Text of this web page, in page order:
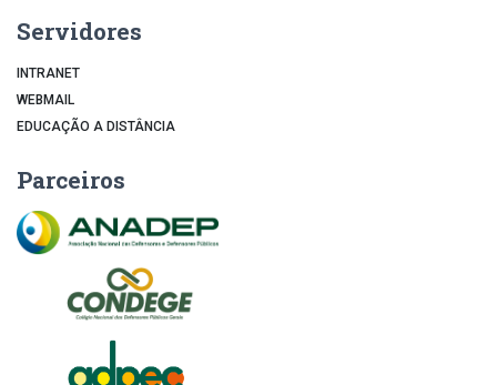
Servidores
INTRANET
WEBMAIL
EDUCAÇÃO A DISTÂNCIA
Parceiros